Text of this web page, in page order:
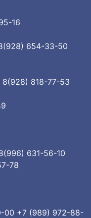
16
654-33-50
818-77-53
631-56-10
78
00 +7 (989) 972-88-